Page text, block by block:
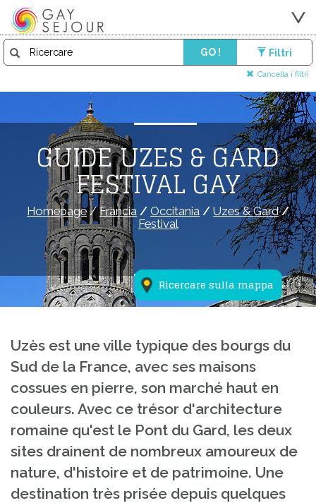
GO ! Filtri
Cancella i filtri
Ricercare sulla mappa
GUIDE UZES & GARD
FESTIVAL GAY
Homepage/Francia / Occitania / Uzes & Gard/
Festival
Uzès est une ville typique des bourgs du
Sud de la France, avec ses maisons
cossues en pierre, son marché haut en
couleurs. Avec ce trésor d'architecture
romaine qu'est le Pont du Gard, les deux
sites drainent de nombreux amoureux de
nature, d'histoire et de patrimoine. Une
destination très prisée depuis quelques